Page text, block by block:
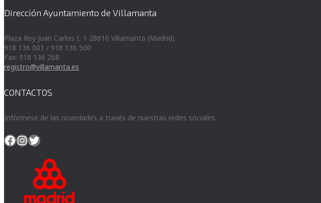
Dirección Ayuntamiento de Villamanta
Plaza Rey Juan Carlos I, 1 28610 Villamanta (Madrid)
918 136 001 / 918 136 500
Fax: 918 136 268
registro@villamanta.es
CONTACTOS
Infórmese de las novedades a través de nuestras redes sociales.
Facebook
Instagram
Twitter